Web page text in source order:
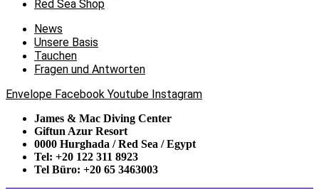
Red Sea Shop
News
Unsere Basis
Tauchen
Fragen und Antworten
Envelope Facebook Youtube Instagram
James & Mac Diving Center
Giftun Azur Resort
0000 Hurghada / Red Sea / Egypt
Tel: +20 122 311 8923
Tel Büro: +20 65 3463003